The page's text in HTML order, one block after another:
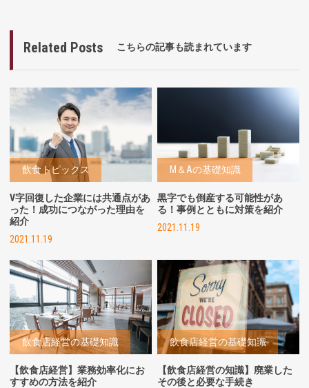
Related Posts こちらの記事も読まれています
飲食トピックス
V字回復した企業には共通点があ
った！成功につながった理由を
紹介
2021.11.19
M＆Aの基礎知識
黒字でも倒産する可能性があ
る！事例とともに対策を紹介
2021.11.19
飲食店経営の基礎知識
【飲食店経営】業務効率化にお
すすめの方法を紹介
飲食店経営の基礎知識
【飲食店経営の知識】廃業した
その後と必要な手続き